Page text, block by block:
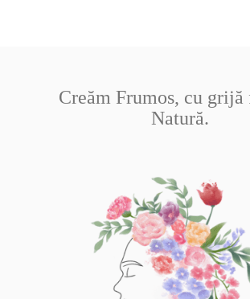
Creăm Frumos, cu grijă
Natură.